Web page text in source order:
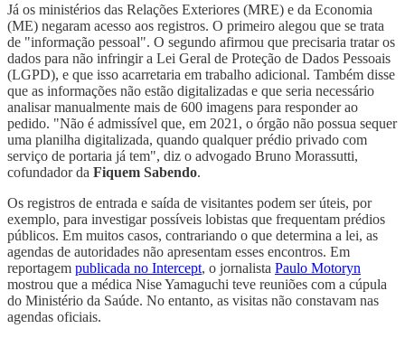
Já os ministérios das Relações Exteriores (MRE) e da Economia
(ME) negaram acesso aos registros. O primeiro alegou que se trata
de "informação pessoal". O segundo afirmou que precisaria tratar os
dados para não infringir a Lei Geral de Proteção de Dados Pessoais
(LGPD), e que isso acarretaria em trabalho adicional. Também disse
que as informações não estão digitalizadas e que seria necessário
analisar manualmente mais de 600 imagens para responder ao
pedido. "Não é admissível que, em 2021, o órgão não possua sequer
uma planilha digitalizada, quando qualquer prédio privado com
serviço de portaria já tem", diz o advogado Bruno Morassutti,
cofundador da Fiquem Sabendo.
Os registros de entrada e saída de visitantes podem ser úteis, por
exemplo, para investigar possíveis lobistas que frequentam prédios
públicos. Em muitos casos, contrariando o que determina a lei, as
agendas de autoridades não apresentam esses encontros. Em
reportagem publicada no Intercept, o jornalista Paulo Motoryn
mostrou que a médica Nise Yamaguchi teve reuniões com a cúpula
do Ministério da Saúde. No entanto, as visitas não constavam nas
agendas oficiais.